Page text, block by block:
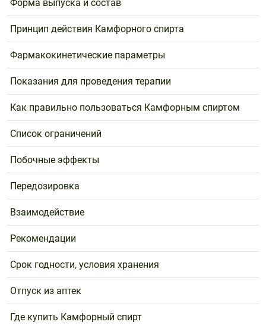
Форма выпуска и состав
Принцип действия Камфорного спирта
Фармакокинетические параметры
Показания для проведения терапии
Как правильно пользоваться Камфорным спиртом
Список ограничений
Побочные эффекты
Передозировка
Взаимодействие
Рекомендации
Срок годности, условия хранения
Отпуск из аптек
Где купить Камфорный спирт